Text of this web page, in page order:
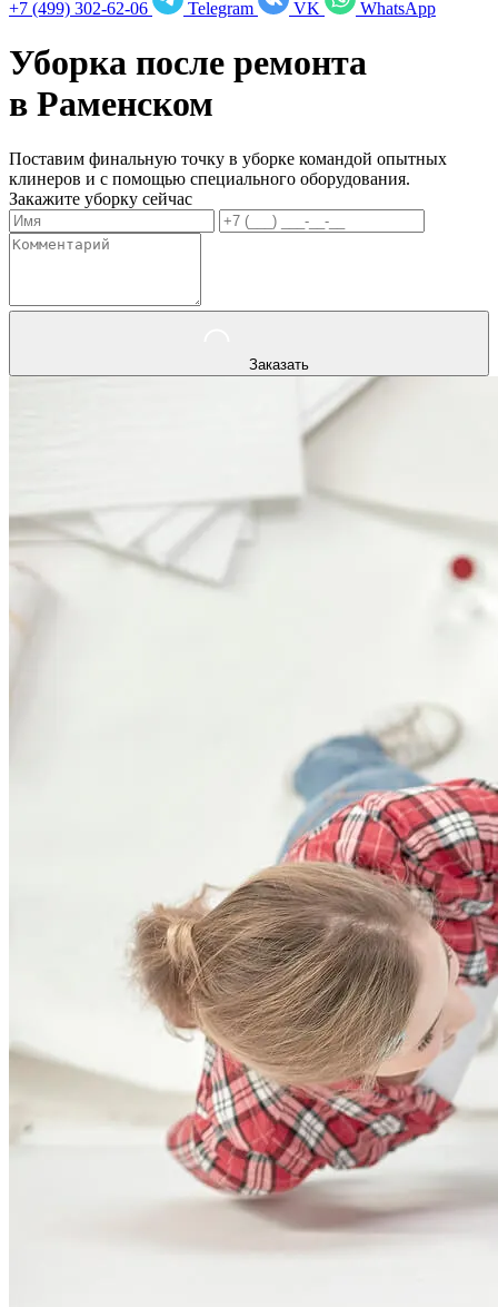
+7 (499) 302-62-06 Telegram VK WhatsApp
Уборка после ремонта
в Раменском
Поставим финальную точку в уборке командой опытных
клинеров и с помощью специального оборудования.
Закажите уборку сейчас
Заказать